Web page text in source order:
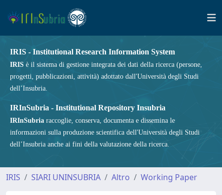
IRIS - Institutional Research Information System
IRIS è il sistema di gestione integrata dei dati della ricerca (persone,
progetti, pubblicazioni, attività) adottato dall'Università degli Studi
dell’Insubria.
IRInSubria - Institutional Repository Insubria
IRInSubria raccoglie, conserva, documenta e dissemina le
informazioni sulla produzione scientifica dell'Università degli Studi
dell’Insubria anche ai fini della valutazione della ricerca.
IRIS SIARI UNINSUBRIA Altro Working Paper